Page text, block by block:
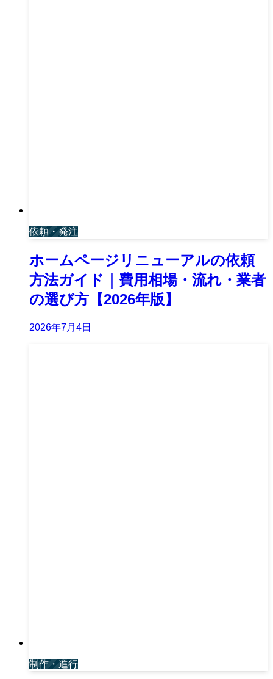
依頼・発注
ホームページリニューアルの依頼
方法ガイド｜費用相場・流れ・業者
の選び方【2026年版】
2026年7月4日
制作・進行